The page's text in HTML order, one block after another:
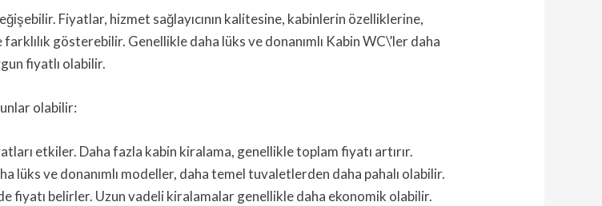
Fiyatlar, hizmet sağlayıcının kalitesine, kabinlerin özelliklerine,
gösterebilir. Genellikle daha lüks ve donanımlı Kabin WC\’ler daha
fiyatlı olabilir.
olabilir:
etkiler. Daha fazla kabin kiralama, genellikle toplam fiyatı artırır.
lüks ve donanımlı modeller, daha temel tuvaletlerden daha pahalı olabilir.
fiyatı belirler. Uzun vadeli kiralamalar genellikle daha ekonomik olabilir.